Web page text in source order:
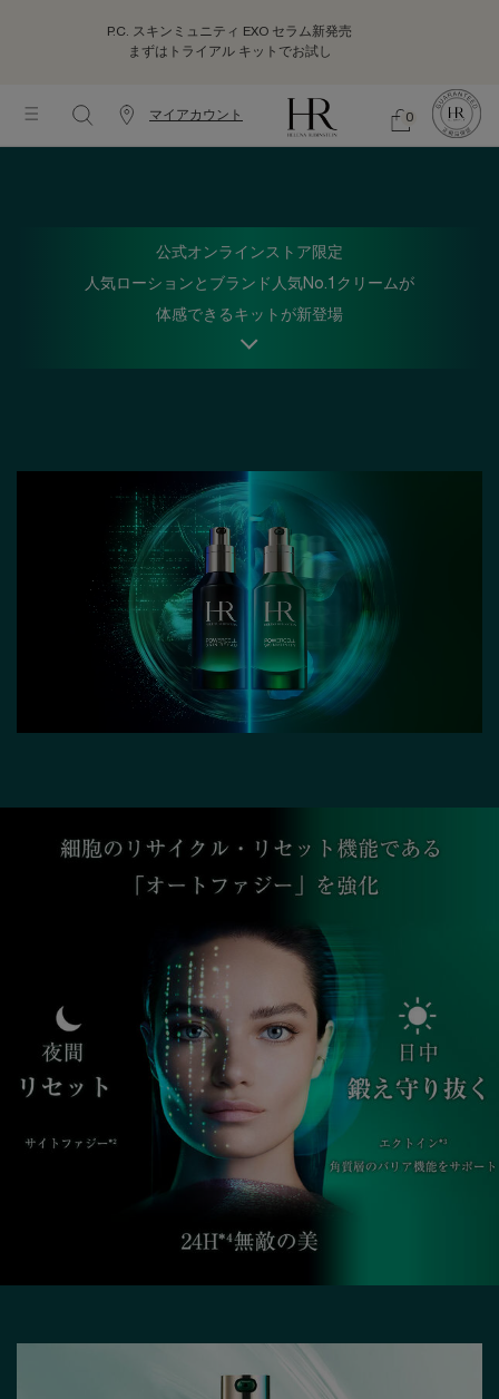
P.C. スキンミュニティ EXO セラム新発売
まずはトライアル キットでお試し
カ
ウ
マイアカウント
シ
ョ
グ
0
0 カート内の製品
公式オンラインストア限定
人気ローションとブランド人気No.1クリームが
体感できるキットが新登場